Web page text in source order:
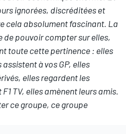
ignorées, discréditées et
cela absolument fascinant. La
de pouvoir compter sur elles,
toute cette pertinence : elles
à vos GP, elles
elles regardent les
TV, elles amènent leurs amis.
ce groupe, ce groupe